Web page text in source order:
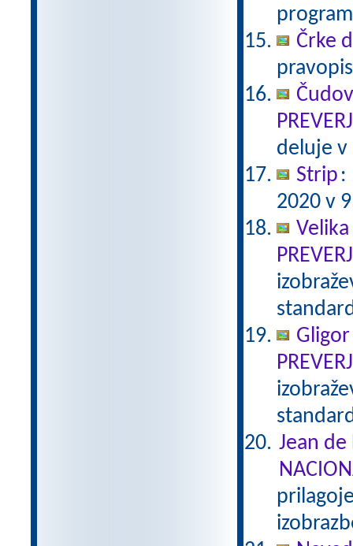
Črke
deluje v
Strip :
2020 v
Jean